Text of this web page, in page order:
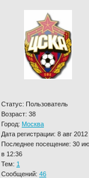
Статус: Пользователь
Возраст: 38
Город: Москва
Дата регистрации: 8 авг 2012
Последнее посещение: 30
в 12:36
Тем: 1
Сообщений: 46